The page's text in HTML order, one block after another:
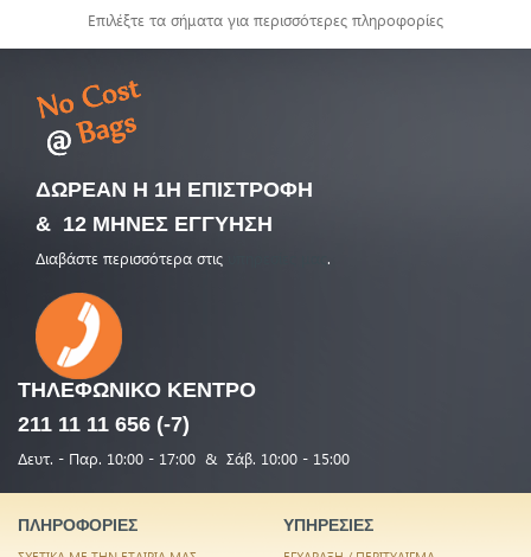
Επιλέξτε τα σήματα για περισσότερες πληροφορίες
ΔΩΡΕΑΝ Η 1Η ΕΠΙΣΤΡΟΦΗ
& 12 ΜΗΝΕΣ ΕΓΓΥΗΣΗ
Διαβάστε περισσότερα στις .
ΤΗΛΕΦΩΝΙΚΟ ΚΕΝΤΡΟ
211 11 11 656 (-7)
Δευτ. - Παρ. 10:00 - 17:00 & Σάβ. 10:00 - 15:00
ΠΛΗΡΟΦΟΡΙΕΣ ΥΠΗΡΕΣΙΕΣ